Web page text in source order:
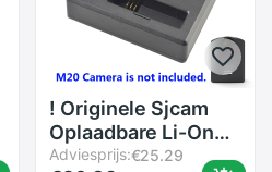
! Originele Sjcam
Oplaadbare Li-On
Batterij Dual
Adviesprijs:€25.29